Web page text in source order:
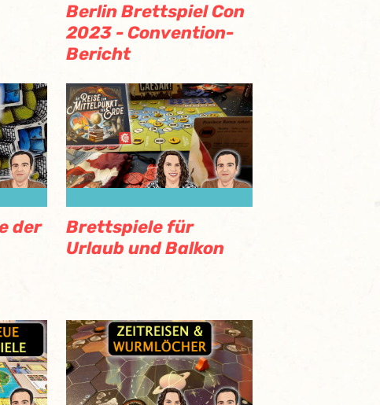
Berlin Brettspiel Con
2023 - Convention-
Bericht
der
Brettspiele für
Urlaub und Balkon